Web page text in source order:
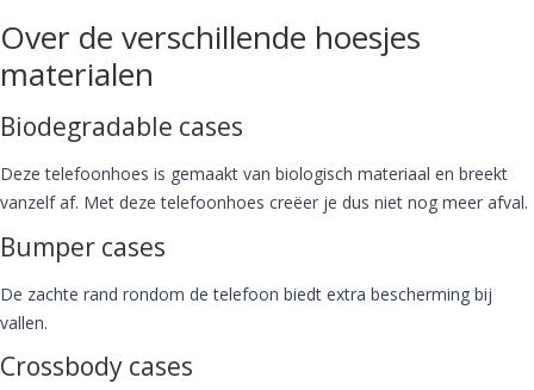
Over de verschillende hoesjes
materialen
Biodegradable cases
Deze telefoonhoes is gemaakt van biologisch materiaal en breekt
vanzelf af. Met deze telefoonhoes creëer je dus niet nog meer afval.
Bumper cases
De zachte rand rondom de telefoon biedt extra bescherming bij
vallen.
Crossbody cases